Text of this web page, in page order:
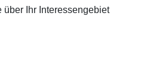
Ihr Interessengebiet